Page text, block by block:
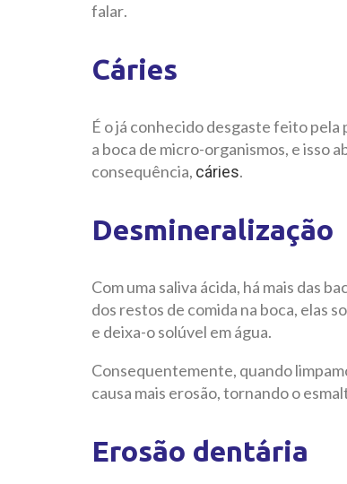
falar.
Cáries
É o já conhecido desgaste feito pela
a boca de micro-organismos, e isso
consequência, cáries.
Desmineralização
Com uma saliva ácida, há mais das
dos restos de comida na boca, elas
e deixa-o solúvel em água.
Consequentemente, quando
causa mais erosão, tornando o
Erosão dentária